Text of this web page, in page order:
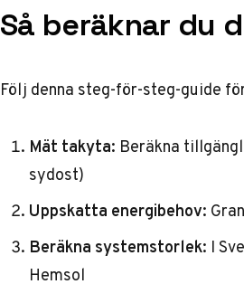
Så beräknar du
Följ denna steg-för-steg-guide
Mät takyta: Beräkna
sydost)
Uppskatta energibehov:
Beräkna systemstorlek: I
Hemsol